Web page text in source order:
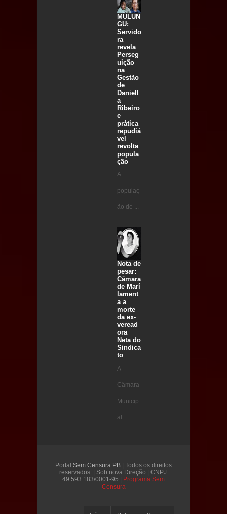
MULUN
GU:
Servido
ra
revela
Perseg
uição
na
Gestão
de
Daniell
a
Ribeiro
e
prática
repudiá
vel
revolta
popula
ção
A
populaç
ão de ...
Nota de
pesar:
Câmara
de Marí
lament
a a
morte
da ex-
veread
ora
Neta do
Sindica
to
A
Câmara
Municip
al ...
Portal Sem Censura PB | Todos os direitos
reservados. | Sob nova Direção | CNPJ:
49.593.183/0001-95 | Programa Sem
Censura